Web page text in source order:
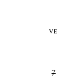
VE
7